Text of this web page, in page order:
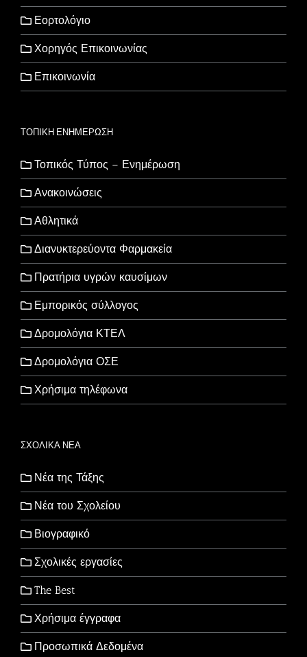
Εορτολόγιο
Χορηγός Επικοινωνίας
Επικοινωνία
ΤΟΠΙΚΗ ΕΝΗΜΕΡΩΣΗ
Τοπικός Τύπος – Ενημέρωση
Ανακοινώσεις
Αθλητικά
Διανυκτερεύοντα Φαρμακεία
Πρατήρια υγρών καυσίμων
Εμπορικός σύλλογος
Δρομολόγια ΚΤΕΛ
Δρομολόγια ΟΣΕ
Χρήσιμα τηλέφωνα
ΣΧΟΛΙΚΑ ΝΕΑ
Νέα της Τάξης
Νέα του Σχολείου
Βιογραφικό
Σχολικές εργασίες
The Best
Χρήσιμα έγγραφα
Προσωπικά Δεδομένα